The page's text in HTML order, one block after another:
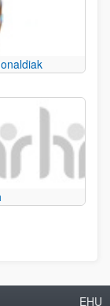
EHU